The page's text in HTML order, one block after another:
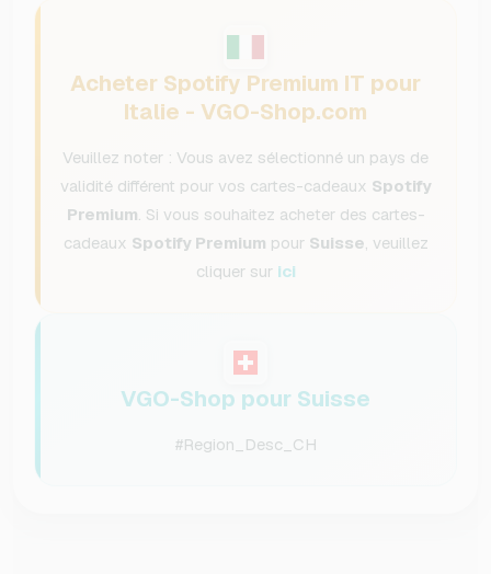
Acheter Spotify Premium IT pour
Italie - VGO-Shop.com
Veuillez noter : Vous avez sélectionné un pays de
validité différent pour vos cartes-cadeaux Spotify
Premium. Si vous souhaitez acheter des cartes-
cadeaux Spotify Premium pour Suisse, veuillez
cliquer sur ici
VGO-Shop pour Suisse
#Region_Desc_CH